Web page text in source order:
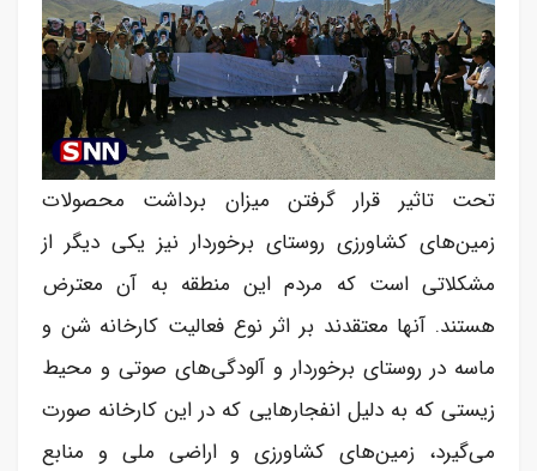
تحت تاثیر قرار گرفتن میزان برداشت محصولات
زمین‌های کشاورزی روستای برخوردار نیز یکی دیگر از
مشکلاتی است که مردم این منطقه به آن معترض
هستند. آنها معتقدند بر اثر نوع فعالیت کارخانه شن و
ماسه در روستای برخوردار و آلودگی‌های صوتی و محیط
زیستی که به دلیل انفجار‌هایی که در این کارخانه صورت
می‌گیرد، زمین‌های کشاورزی و اراضی ملی و منابع